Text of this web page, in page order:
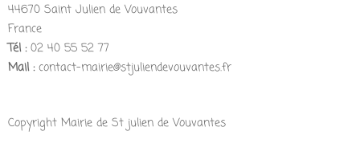
44670 Saint Julien de Vouvantes
France
Tél :02 40 55 52 77
Mail :contact-mairie@stjuliendevouvantes.fr
Copyright Mairie de St julien de Vouvantes